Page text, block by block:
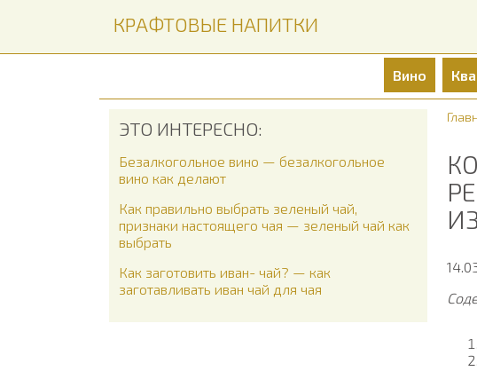
КРАФТОВЫЕ НАПИТКИ
Вино
ЭТО ИНТЕРЕСНО:
Безалкогольное вино — безалкогольное
вино как делают
Как правильно выбрать зеленый чай,
признаки настоящего чая — зеленый чай как
выбрать
Как заготовить иван- чай? — как
заготавливать иван чай для чая